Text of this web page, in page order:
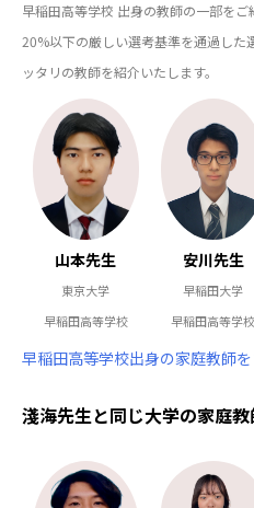
早稲田高等学校 出身の教師の一部を
20%以下の厳しい選考基準を通過した
ッタリの教師を紹介いたします。
山本先生
東京大学
早稲田高等学校
安川先生
早稲田大学
早稲田高等学校
早稲田高等学校出身の家庭教師
淺海先生と同じ大学の家庭